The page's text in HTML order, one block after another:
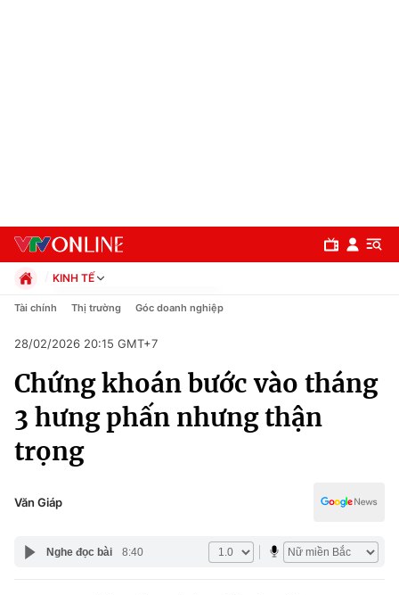
Chuyên mục
Chính trị
Xã hội
Pháp luật
Y tế
KINH TẾ
Chính trị
Pháp luật
Kinh tế
Thể thao
Truyền hình
Văn hóa - Giải trí
Y tế
Tài chính Thị trường Góc doanh nghiệp
28/02/2026 20:15 GMT+7
Chứng khoán bước vào tháng
3 hưng phấn nhưng thận
trọng
Văn Giáp
Nghe đọc bài 8:40